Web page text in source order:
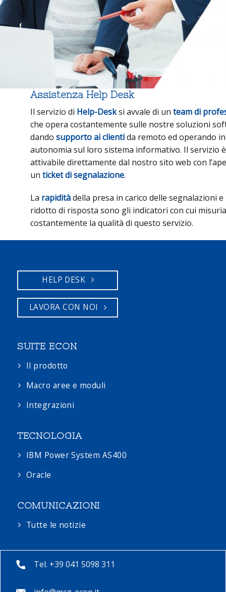
Assistenza Help Desk
Il servizio di Help-Desksi avvale di un team di
che opera costantemente sulle nostre soluzioni
dando supporto ai clientida remoto ed operando
autonomia sul loro sistema informativo. Il servizio è
attivabile direttamente dal nostro sito web con
un ticket di segnalazione.
La rapiditàdella presa in carico delle segnalazioni
ridotto di risposta sono gli indicatori con cui
costantemente la qualità di questo servizio.
HELP DESK
LAVORA CON NOI
SUITE ECON
Il prodotto
Macro aree e moduli
Integrazioni
TECNOLOGIA
IBM Power System AS400
Oracle
COMUNICAZIONI
Tutte le notizie
Tel. +39 041 5098 311